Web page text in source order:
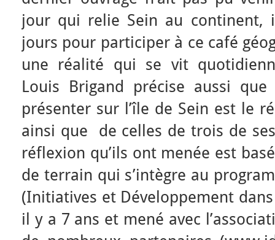
jour qui relie Sein au
jours pour participer à ce café
une réalité qui se vit
Louis Brigand précise aussi
présenter sur l’île de Sein est le
ainsi que de celles de trois de
réflexion qu’ils ont menée est
de terrain qui s’intègre au
(Initiatives et Développement
il y a 7 ans et mené avec